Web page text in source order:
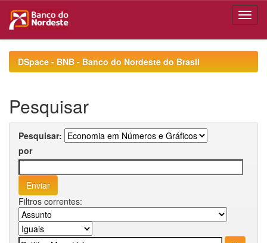
navigationDSpace - BNB - Banco do Nordeste do Brasil
Pesquisar
Pesquisar:
por
Filtros correntes: